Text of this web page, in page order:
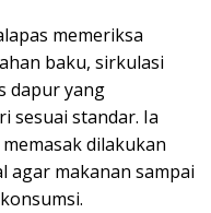
memeriksa
baku, sirkulasi
dapur yang
sesuai standar. Ia
dilakukan
agar makanan sampai